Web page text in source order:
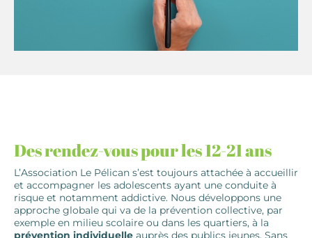
Des rendez-vous pour les 12-21 ans
L’Association Le Pélican s’est toujours attachée à accueillir
et accompagner les adolescents ayant une conduite à
risque et notamment addictive. Nous développons une
approche globale qui va de la prévention collective, par
exemple en milieu scolaire ou dans les quartiers, à la
prévention individuelle auprès des publics jeunes. Sans